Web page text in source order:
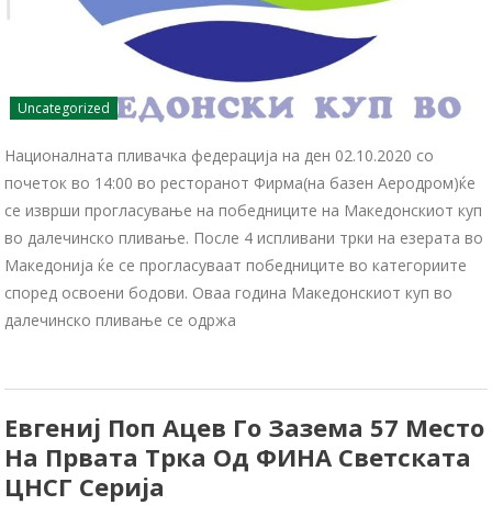
Uncategorized
Националната пливачка федерација на ден 02.10.2020 со
почеток во 14:00 во ресторанот Фирма(на базен Аеродром)ќе
се изврши прогласување на победниците на Македонскиот куп
во далечинско пливање. После 4 испливани трки на езерата во
Македонија ќе се прогласуваат победниците во категориите
според освоени бодови. Оваа година Македонскиот куп во
далечинско пливање се одржа
Евгениј Поп Ацев Го Зазема 57 Место
На Првата Трка Од ФИНА Светската
ЦНСГ Серија